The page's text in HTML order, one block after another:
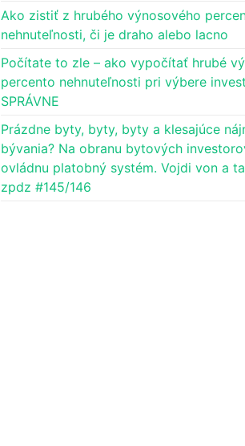
Ako zistiť z hrubého výnosového
nehnuteľnosti, či je draho alebo lacno
Počítate to zle – ako vypočítať hrubé
percento nehnuteľnosti pri výbere
SPRÁVNE
Prázdne byty, byty, byty a klesajúce
bývania? Na obranu bytových
ovládnu platobný systém. Vojdi von a
zpdz #145/146